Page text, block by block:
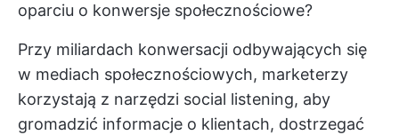
oparciu o konwersje społecznościowe?
Przy miliardach konwersacji odbywających się
w mediach społecznościowych, marketerzy
korzystają z narzędzi social listening, aby
gromadzić informacje o klientach, dostrzegać